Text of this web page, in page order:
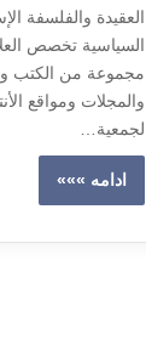
العقيدة والفلسفة
السياسية تخصص
مجموعة من الكتب
والمجلات ومواقع
لجمعية…
ادامه »»»